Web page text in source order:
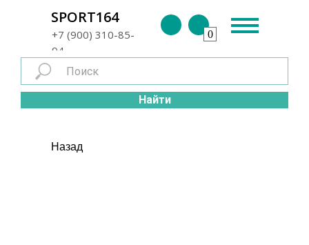
+7 (900) 310-85-
94
SPORT164
0
Найти
Назад